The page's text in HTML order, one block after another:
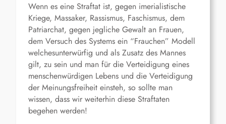
Wenn es eine Straftat ist, gegen imerialistische
Kriege, Massaker, Rassismus, Faschismus, dem
Patriarchat, gegen jegliche Gewalt an Frauen,
dem Versuch des Systems ein “Frauchen” Modell
welchesunterwürfig und als Zusatz des Mannes
gilt, zu sein und man für die Verteidigung eines
menschenwürdigen Lebens und die Verteidigung
der Meinungsfreiheit einsteh, so sollte man
wissen, dass wir weiterhin diese Straftaten
begehen werden!